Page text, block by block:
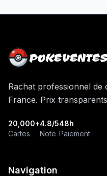
POKEVENTES
Rachat professionnel de
France. Prix
20,000+
Cartes
4.8/5
Note
48h
Paiement
Navigation